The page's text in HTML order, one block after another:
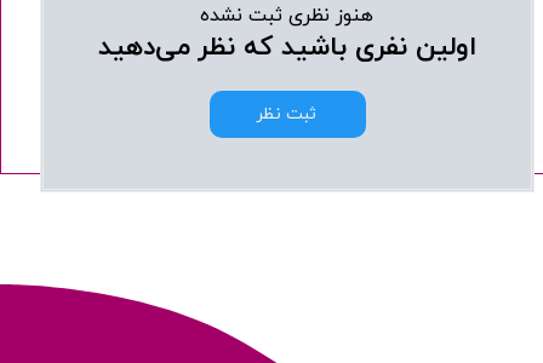
هنوز نظری ثبت نشده
اولین نفری باشید که نظر می‌دهید
ثبت نظر